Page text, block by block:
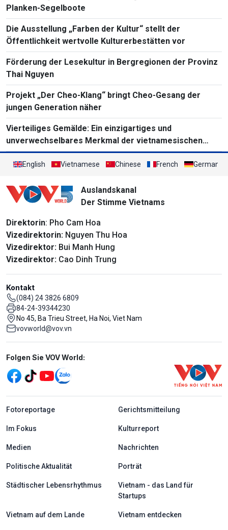
Planken-Segelboote
Die Ausstellung „Farben der Kultur“ stellt der
Öffentlichkeit wertvolle Kulturerbestätten vor
Förderung der Lesekultur in Bergregionen der Provinz
Thai Nguyen
Projekt „Der Cheo-Klang“ bringt Cheo-Gesang der
jungen Generation näher
Vierteiliges Gemälde: Ein einzigartiges und
unverwechselbares Merkmal der vietnamesischen
Volksmalerei
English Vietnamese Chinese French German
Auslandskanal
Der Stimme Vietnams
Direktorin: Pho Cam Hoa
Vizedirektorin: Nguyen Thu Hoa
Vizedirektor: Bui Manh Hung
Vizedirektor: Cao Dinh Trung
Kontakt
(084) 24 3826 6809
84-24-39344230
No 45, Ba Trieu Street, Ha Noi, Viet Nam
vovworld@vov.vn
Mạng xã hội
Folgen Sie VOV World:
menu footer tiếng Đức
Fotoreportage Gerichtsmitteilung
Im Fokus Kulturreport
Medien Nachrichten
Politische Aktualität Porträt
Städtischer Lebensrhythmus
Vietnam - das Land für
Startups
Vietnam auf dem Lande Vietnam entdecken